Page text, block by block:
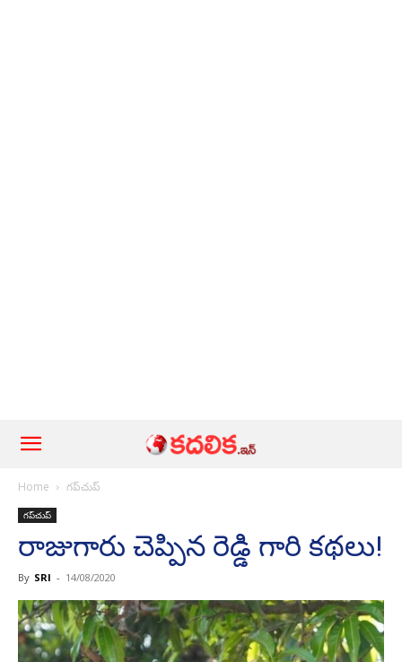
Home గ‌ప్‌చుప్
గ‌ప్‌చుప్
రాజుగారు చెప్పిన రెడ్డి గారి క‌థ‌లు!
By SRI - 14/08/2020